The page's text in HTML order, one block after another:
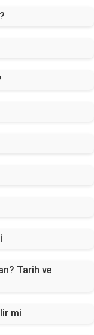
Tarih ve
mi